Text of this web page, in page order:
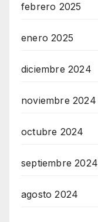
febrero 2025
enero 2025
diciembre 2024
noviembre 2024
octubre 2024
septiembre 2024
agosto 2024